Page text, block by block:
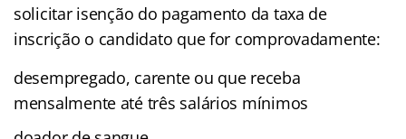
solicitar isenção do pagamento da taxa de
inscrição o candidato que for comprovadamente:
desempregado, carente ou que receba
mensalmente até três salários mínimos